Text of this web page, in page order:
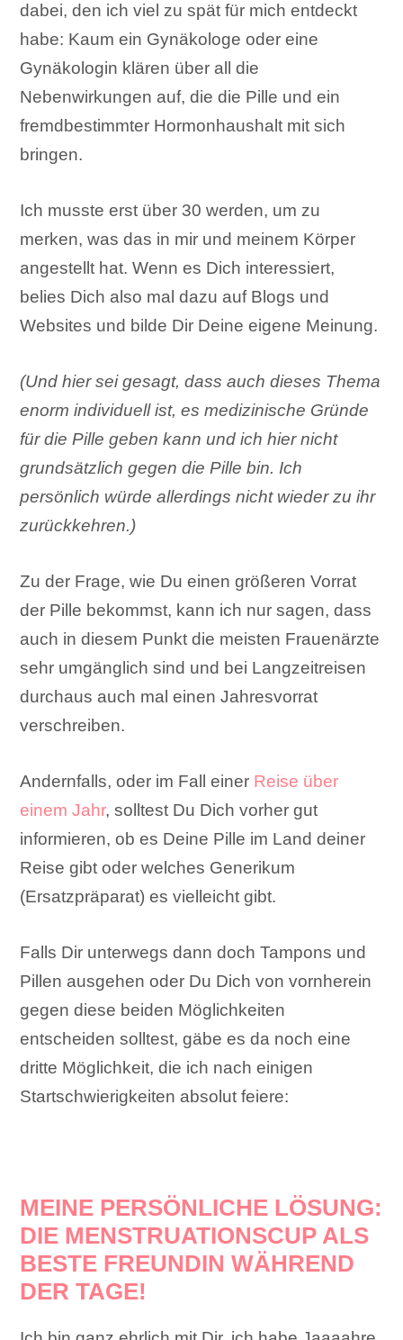
dabei, den ich viel zu spät für mich entdeckt
habe: Kaum ein Gynäkologe oder eine
Gynäkologin klären über all die
Nebenwirkungen auf, die die Pille und ein
fremdbestimmter Hormonhaushalt mit sich
bringen.
Ich musste erst über 30 werden, um zu
merken, was das in mir und meinem Körper
angestellt hat. Wenn es Dich interessiert,
belies Dich also mal dazu auf Blogs und
Websites und bilde Dir Deine eigene Meinung.
(Und hier sei gesagt, dass auch dieses Thema
enorm individuell ist, es medizinische Gründe
für die Pille geben kann und ich hier nicht
grundsätzlich gegen die Pille bin. Ich
persönlich würde allerdings nicht wieder zu ihr
zurückkehren.)
Zu der Frage, wie Du einen größeren Vorrat
der Pille bekommst, kann ich nur sagen, dass
auch in diesem Punkt die meisten Frauenärzte
sehr umgänglich sind und bei Langzeitreisen
durchaus auch mal einen Jahresvorrat
verschreiben.
Andernfalls, oder im Fall einer Reise über
einem Jahr, solltest Du Dich vorher gut
informieren, ob es Deine Pille im Land deiner
Reise gibt oder welches Generikum
(Ersatzpräparat) es vielleicht gibt.
Falls Dir unterwegs dann doch Tampons und
Pillen ausgehen oder Du Dich von vornherein
gegen diese beiden Möglichkeiten
entscheiden solltest, gäbe es da noch eine
dritte Möglichkeit, die ich nach einigen
Startschwierigkeiten absolut feiere:
MEINE PERSÖNLICHE LÖSUNG:
DIE MENSTRUATIONSCUP ALS
BESTE FREUNDIN WÄHREND
DER TAGE!